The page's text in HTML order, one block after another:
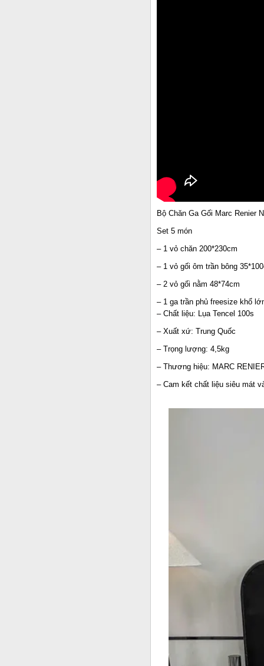
Bộ Chăn Ga Gối Marc Renier
Set 5 món
– 1 vỏ chăn 200*230cm
– 1 vỏ gối ôm trần bông
– 2 vỏ gối nằm 48*74cm
– 1 ga trần phủ freesize khổ
– Chất liệu: Lụa Tencel 100s
– Xuất xứ: Trung Quốc
– Trọng lượng: 4,5kg
– Thương hiệu: MARC
– Cam kết chất liệu siêu mát